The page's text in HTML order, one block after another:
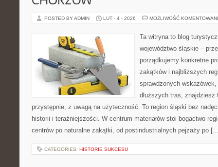
POSTED BY ADMIN LUT - 4 - 2026 MOŻLIWOŚĆ
Ta witryna to blog
województwo śląskie –
porządkujemy konkretne
zakątków i najbliższych
sprawdzonych
dłuższych tras, znajdziesz
przystępnie, z uwagą na użyteczność. To region śląski bez
historii i teraźniejszości. W centrum materiałów stoi bogactwo
centrów po naturalne zakątki, od postindustrialnych pejzaży po
CATEGORIES: HISTORIE SUKCESU